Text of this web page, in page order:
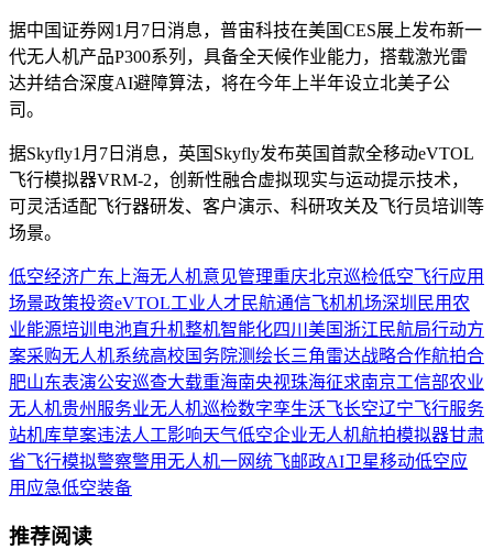
据中国证券网1月7日消息，普宙科技在美国CES展上发布新一
代无人机产品P300系列，具备全天候作业能力，搭载激光雷
达并结合深度AI避障算法，将在今年上半年设立北美子公
司。
据Skyfly1月7日消息，英国Skyfly发布英国首款全移动eVTOL
飞行模拟器VRM-2，创新性融合虚拟现实与运动提示技术，
可灵活适配飞行器研发、客户演示、科研攻关及飞行员培训等
场景。
低空经济广东 上海无人机意见管理重庆北京巡检低空飞行应用
场景政策投资eVTOL工业人才 民航通信飞机机场深圳 民用农
业能源培训 电池直升机整机智能化四川 美国 浙江 民航局行动方
案采购无人机系统高校国务院测绘长三角雷达战略合作航拍合
肥山东表演公安巡查大载重海南央视珠海征求南京工信部农业
无人机贵州 服务业无人机巡检数字孪生沃飞长空辽宁飞行服务
站机库草案违法人工影响天气低空企业无人机航拍模拟器甘肃
省飞行模拟警察警用无人机一网统飞邮政AI卫星移动低空应
用 应急低空装备
推荐阅读